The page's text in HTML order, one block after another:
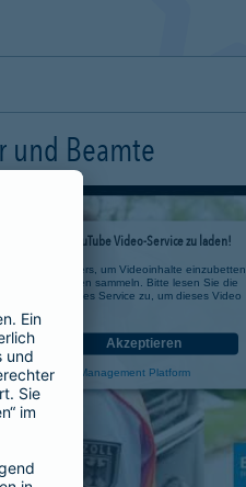
und Beamte
um den YouTube Video-Service zu laden!
Drittanbieters, um Videoinhalte einzubetten.
Ihren Aktivitäten sammeln. Bitte lesen Sie die
der Nutzung des Service zu, um dieses Video
Akzeptieren
Consent Management Platform